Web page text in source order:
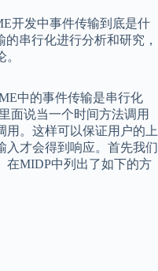
发中事件传输到底是什
串行化进行分析和研究，
中的事件传输是串行化
面说当一个时间方法调用
用。这样可以保证用户的上
入才会得到响应。首先我们
在MIDP中列出了如下的方